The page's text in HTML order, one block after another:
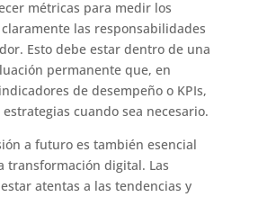
métricas para medir los
las responsabilidades
Esto debe estar dentro de una
permanente que, en
de desempeño o KPIs,
cuando sea necesario.
a futuro es también esencial
transformación digital. Las
atentas a las tendencias y